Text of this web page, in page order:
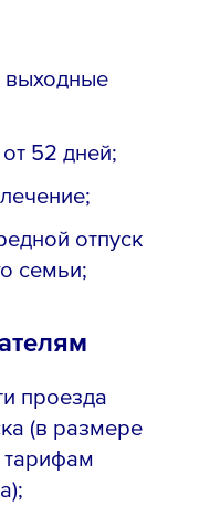
выходные
52 дней;
отпуск
семьи;
проезда
(в размере
тарифам